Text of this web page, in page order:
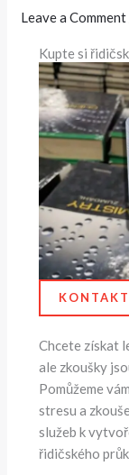
Leave a Comment
Kupte si
Chcete získat
ale zkoušky
Pomůžeme
stresu a
služeb k
řidičského